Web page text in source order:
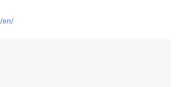
en/